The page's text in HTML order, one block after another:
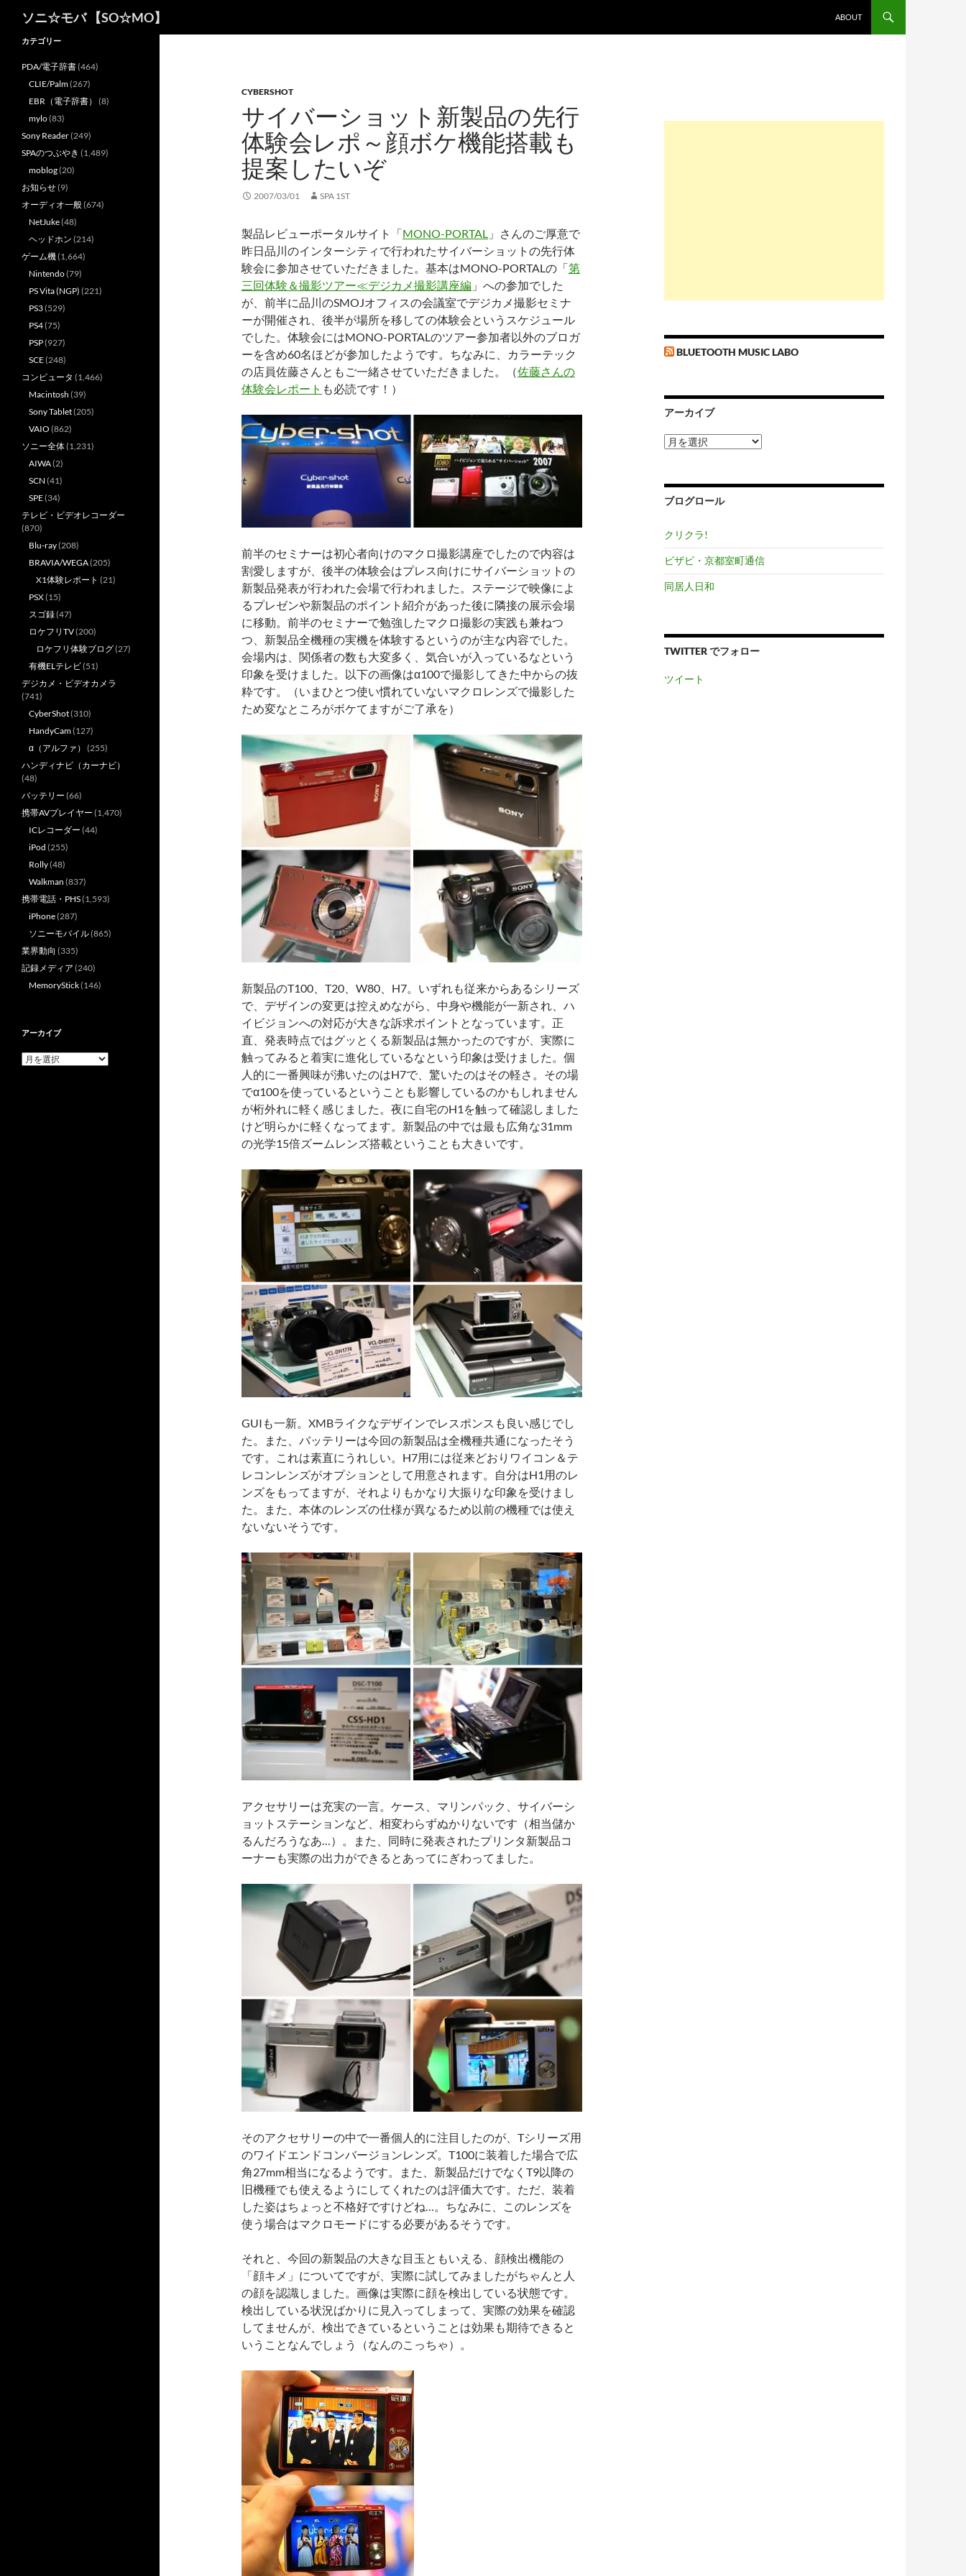
ソニ☆モバ 【SO☆MO】
ABOUT
CYBERSHOT
サイバーショット新製品の先行
体験会レポ～顔ボケ機能搭載も
提案したいぞ
2007/03/01 SPA 1ST
製品レビューポータルサイト「MONO-PORTAL 」さんのご厚意で
昨日品川のインターシティで行われたサイバーショットの先行体
験会に参加させていただきました。基本はMONO-PORTALの「第
三回体験＆撮影ツアー≪デジカメ撮影講座編 」への参加でした
が、前半に品川のSMOJオフィスの会議室でデジカメ撮影セミナ
ーが開催され、後半が場所を移しての体験会というスケジュール
でした。体験会にはMONO-PORTALのツアー参加者以外のブロガ
ーを含め60名ほどが参加したようです。ちなみに、カラーテック
の店員佐藤さんともご一緒させていただきました。（佐藤さんの
体験会レポート も必読です！）
前半のセミナーは初心者向けのマクロ撮影講座でしたので内容は
割愛しますが、後半の体験会はプレス向けにサイバーショットの
新製品発表が行われた会場で行われました。ステージで映像によ
るプレゼンや新製品のポイント紹介があった後に隣接の展示会場
に移動。前半のセミナーで勉強したマクロ撮影の実践も兼ねつ
つ、新製品全機種の実機を体験するというのが主な内容でした。
会場内は、関係者の数も大変多く、気合いが入っているなという
印象を受けました。以下の画像はα100で撮影してきた中からの抜
粋です。（いまひとつ使い慣れていないマクロレンズで撮影した
ため変なところがボケてますがご了承を）
新製品のT100、T20、W80、H7。いずれも従来からあるシリーズ
で、デザインの変更は控えめながら、中身や機能が一新され、ハ
イビジョンへの対応が大きな訴求ポイントとなっています。正
直、発表時点ではグッとくる新製品は無かったのですが、実際に
触ってみると着実に進化しているなという印象は受けました。個
人的に一番興味が沸いたのはH7で、驚いたのはその軽さ。その場
でα100を使っているということも影響しているのかもしれません
が桁外れに軽く感じました。夜に自宅のH1を触って確認しました
けど明らかに軽くなってます。新製品の中では最も広角な31mm
の光学15倍ズームレンズ搭載ということも大きいです。
GUIも一新。XMBライクなデザインでレスポンスも良い感じでし
た。また、バッテリーは今回の新製品は全機種共通になったそう
です。これは素直にうれしい。H7用には従来どおりワイコン＆テ
レコンレンズがオプションとして用意されます。自分はH1用のレ
ンズをもってますが、それよりもかなり大振りな印象を受けまし
た。また、本体のレンズの仕様が異なるため以前の機種では使え
ないないそうです。
アクセサリーは充実の一言。ケース、マリンパック、サイバーシ
ョットステーションなど、相変わらずぬかりないです（相当儲か
るんだろうなあ…）。また、同時に発表されたプリンタ新製品コ
ーナーも実際の出力ができるとあってにぎわってました。
そのアクセサリーの中で一番個人的に注目したのが、Tシリーズ用
のワイドエンドコンバージョンレンズ。T100に装着した場合で広
角27mm相当になるようです。また、新製品だけでなくT9以降の
旧機種でも使えるようにしてくれたのは評価大です。ただ、装着
した姿はちょっと不格好ですけどね…。ちなみに、このレンズを
使う場合はマクロモードにする必要があるそうです。
それと、今回の新製品の大きな目玉ともいえる、顔検出機能の
「顔キメ」についてですが、実際に試してみましたがちゃんと人
の顔を認識しました。画像は実際に顔を検出している状態です。
検出している状況ばかりに見入ってしまって、実際の効果を確認
してませんが、検出できているということは効果も期待できると
いうことなんでしょう（なんのこっちゃ）。
BLUETOOTH MUSIC LABO
アーカイブ
ア
ー
ブ
ブログロール
クリクラ!
ビザビ・京都室町通信
同居人日和
TWITTER でフォロー
ツイート
カテゴリー
PDA/電子辞書(464)
CLIE/Palm(267)
EBR（電子辞書） (8)
mylo(83)
Sony Reader(249)
SPAのつぶやき (1,489)
moblog(20)
お知らせ(9)
オーディオ一般(674)
NetJuke(48)
ヘッドホン (214)
ゲーム機(1,664)
Nintendo(79)
PS Vita (NGP) (221)
PS3(529)
PS4(75)
PSP(927)
SCE(248)
コンピュータ (1,466)
Macintosh (39)
Sony Tablet(205)
VAIO (862)
ソニー全体(1,231)
AIWA(2)
SCN (41)
SPE(34)
テレビ・ビデオレコーダー
(870)
Blu-ray(208)
BRAVIA/WEGA(205)
X1体験レポート (21)
PSX(15)
スゴ録(47)
ロケフリTV(200)
ロケフリ体験ブログ(27)
有機ELテレビ(51)
デジカメ・ビデオカメラ
(741)
CyberShot(310)
HandyCam(127)
α（アルファ） (255)
ハンディナビ（カーナビ）
(48)
バッテリー (66)
携帯AVプレイヤー (1,470)
ICレコーダー (44)
iPod (255)
Rolly(48)
Walkman (837)
携帯電話・PHS(1,593)
iPhone(287)
ソニーモバイル(865)
業界動向 (335)
記録メディア (240)
MemoryStick(146)
アーカイブ
ア